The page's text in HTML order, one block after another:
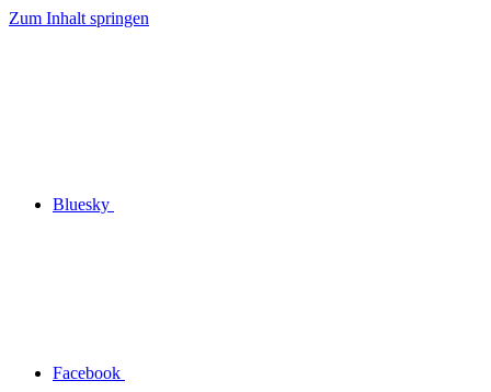
Zum Inhalt springen
Bluesky
Facebook